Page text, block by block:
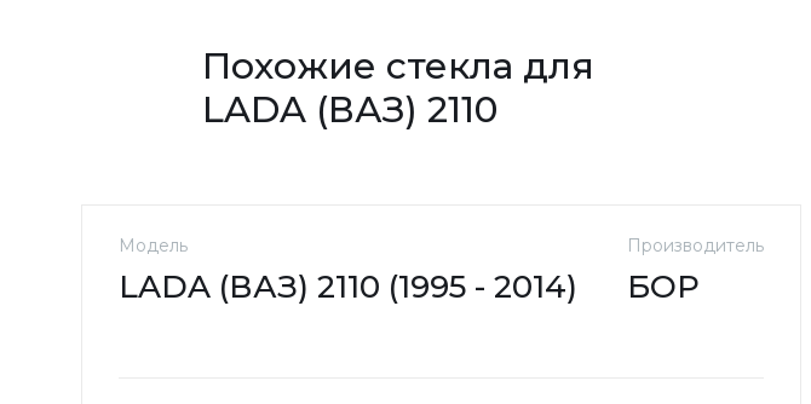
Похожие стекла для
LADA (ВАЗ) 2110
Модель
LADA (ВАЗ) 2110 (1995 - 2014)
Производитель
БОР